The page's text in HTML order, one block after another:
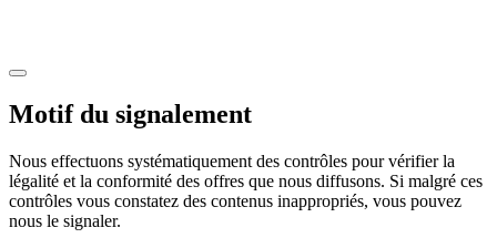
Motif du signalement
Nous effectuons systématiquement des contrôles pour vérifier la
légalité et la conformité des offres que nous diffusons. Si malgré ces
contrôles vous constatez des contenus inappropriés, vous pouvez
nous le signaler.